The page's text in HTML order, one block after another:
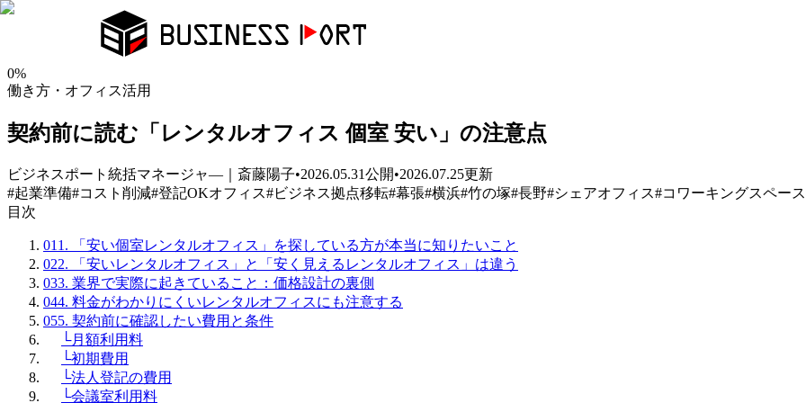
0%
働き方・オフィス活用
契約前に読む「レンタルオフィス 個室 安い」の注意点
ビジネスポート統括マネージャ―｜斎藤陽子•2026.05.31公開•2026.07.25更新
#起業準備#コスト削減#登記OKオフィス#ビジネス拠点移転#幕張#横浜#竹の塚#長野#シェアオフィス#コワーキングスペース
目次
01 1. 「安い個室レンタルオフィス」を探している方が本当に知りたいこと
022. 「安いレンタルオフィス」と「安く見えるレンタルオフィス」は違う
033. 業界で実際に起きていること：価格設計の裏側
044. 料金がわかりにくいレンタルオフィスにも注意する
055. 契約前に確認したい費用と条件
└月額利用料
└初期費用
└法人登記の費用
└会議室利用料